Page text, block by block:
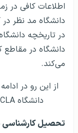
اطلاعات کافی در
دانشگاه مد نظر
در تاریخچه
دانشگاه در
می‌کند.
از این رو در
دانشگاه UCLA می‌‌پردازیم.
تحصیل کارشناسی